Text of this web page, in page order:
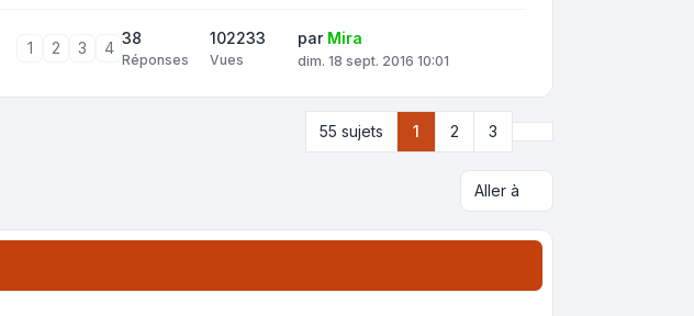
1 2 3 4
38
Réponses
102233
Vues
par Mira
dim. 18 sept. 2016 10:01
55 sujets 1 2 3
Aller à